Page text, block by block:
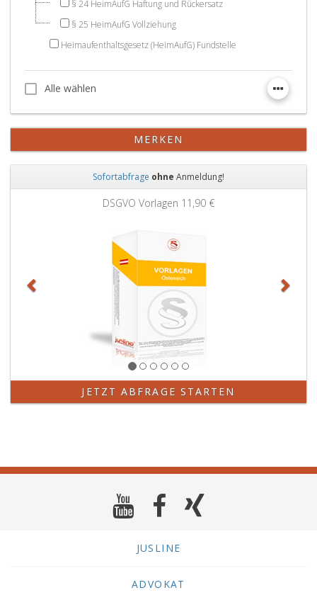
§ 24 HeimAufG Haftung und Rückersatz
§ 25 HeimAufG Vollziehung
Heimaufenthaltsgesetz (HeimAufG) Fundstelle
Alle wählen
Alle wählen
MERKEN
Sofortabfrage ohne Anmeldung!
DSGVO Vorlagen 11,90 €
JETZT ABFRAGE STARTEN
JUSLINE
ADVOKAT